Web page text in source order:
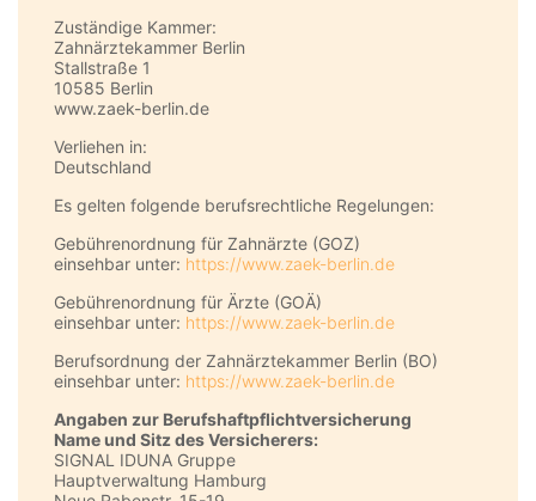
Zuständige Kammer:
Zahnärztekammer Berlin
Stallstraße 1
10585 Berlin
www.zaek-berlin.de
Verliehen in:
Deutschland
Es gelten folgende berufsrechtliche Regelungen:
Gebührenordnung für Zahnärzte (GOZ)
einsehbar unter: https://www.zaek-berlin.de
Gebührenordnung für Ärzte (GOÄ)
einsehbar unter: https://www.zaek-berlin.de
Berufsordnung der Zahnärztekammer Berlin (BO)
einsehbar unter: https://www.zaek-berlin.de
Angaben zur Berufs­haftpflicht­versicherung
Name und Sitz des Versicherers:
SIGNAL IDUNA Gruppe
Hauptverwaltung Hamburg